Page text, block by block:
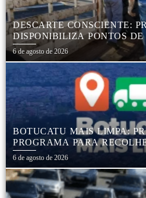
DESCARTE CONSCIENTE:
DISPONIBILIZA PONTOS
DESCARTE
PNEUS, GARANTINDO
E PRESERVAÇÃO
6 de agosto de 2026
BOTUCATU MAIS LIMPA:
PROGRAMA PARA
COLCHÕES E OUTROS
6 de agosto de 2026